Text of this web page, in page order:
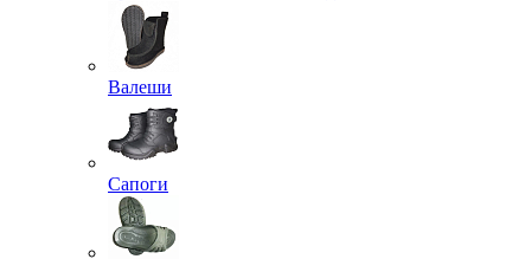
Валеши
Сапоги